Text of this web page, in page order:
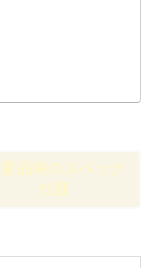
品時のスペック
仕様